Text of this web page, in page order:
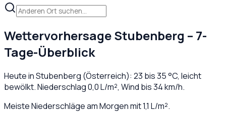
WettervorhersageStubenberg – 7-
Tage-Überblick
Heute inStubenberg (Österreich): 23 bis35°C, leicht
bewölkt. Niederschlag0,0L/m², Wind bis34km/h.
Meiste Niederschläge am Morgen mit 1,1 L/m².